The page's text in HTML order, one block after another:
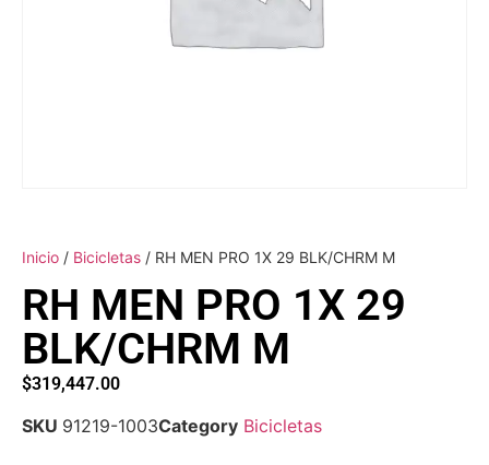
Inicio / Bicicletas / RH MEN PRO 1X 29 BLK/CHRM M
RH MEN PRO 1X 29
BLK/CHRM M
$319,447.00
SKU 91219-1003Category Bicicletas